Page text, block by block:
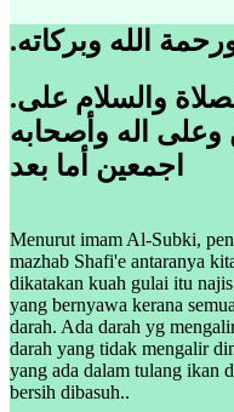
.الله وبركاته
.الحمدلله رب العالمين والصلاة والسلام على
وعلى اله وأصحابه
اجمعين أما بعد
Menurut imam Al-Subki,
mazhab Shafi'e antaranya
dikatakan kuah gulai itu
yang bernyawa kerana
darah. Ada darah yg
darah yang tidak mengalir
yang ada dalam tulang ikan
bersih dibasuh..